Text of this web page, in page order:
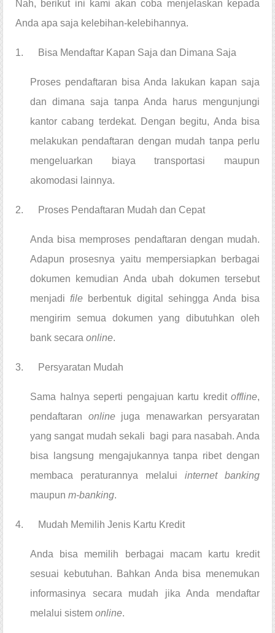
Nah, berikut ini kami akan coba menjelaskan kepada
Anda apa saja kelebihan-kelebihannya.
1.      Bisa Mendaftar Kapan Saja dan Dimana Saja
Proses pendaftaran bisa Anda lakukan kapan saja
dan dimana saja tanpa Anda harus mengunjungi
kantor cabang terdekat. Dengan begitu, Anda bisa
melakukan pendaftaran dengan mudah tanpa perlu
mengeluarkan biaya transportasi maupun
akomodasi lainnya.
2.      Proses Pendaftaran Mudah dan Cepat
Anda bisa memproses pendaftaran dengan mudah.
Adapun prosesnya yaitu mempersiapkan berbagai
dokumen kemudian Anda ubah dokumen tersebut
menjadi file berbentuk digital sehingga Anda bisa
mengirim semua dokumen yang dibutuhkan oleh
bank secara online.
3.      Persyaratan Mudah
Sama halnya seperti pengajuan kartu kredit offline,
pendaftaran online juga menawarkan persyaratan
yang sangat mudah sekali  bagi para nasabah. Anda
bisa langsung mengajukannya tanpa ribet dengan
membaca peraturannya melalui
maupun m-banking.
4.      Mudah Memilih Jenis Kartu Kredit
Anda bisa memilih berbagai macam kartu kredit
sesuai kebutuhan. Bahkan Anda bisa menemukan
informasinya secara mudah jika Anda mendaftar
melalui sistem online.